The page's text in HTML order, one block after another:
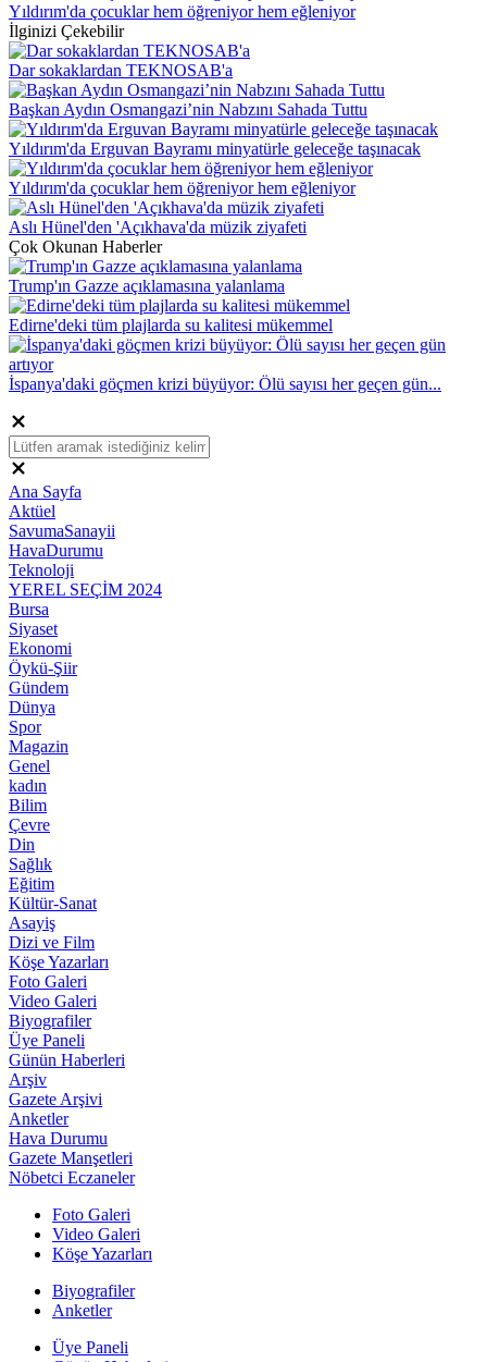
Yıldırım'da çocuklar hem öğreniyor hem eğleniyor
İlginizi Çekebilir
Dar sokaklardan TEKNOSAB'a
Başkan Aydın Osmangazi’nin Nabzını Sahada Tuttu
Yıldırım'da Erguvan Bayramı minyatürle geleceğe taşınacak
Yıldırım'da çocuklar hem öğreniyor hem eğleniyor
Aslı Hünel'den 'Açıkhava'da müzik ziyafeti
Çok Okunan Haberler
Trump'ın Gazze açıklamasına yalanlama
Edirne'deki tüm plajlarda su kalitesi mükemmel
İspanya'daki göçmen krizi büyüyor: Ölü sayısı her geçen gün...
Ana Sayfa
Aktüel
SavumaSanayii
HavaDurumu
Teknoloji
YEREL SEÇİM 2024
Bursa
Siyaset
Ekonomi
Öykü-Şiir
Gündem
Dünya
Spor
Magazin
Genel
kadın
Bilim
Çevre
Din
Sağlık
Eğitim
Kültür-Sanat
Asayiş
Dizi ve Film
Köşe Yazarları
Foto Galeri
Video Galeri
Biyografiler
Üye Paneli
Günün Haberleri
Arşiv
Gazete Arşivi
Anketler
Hava Durumu
Gazete Manşetleri
Nöbetci Eczaneler
Foto Galeri
Video Galeri
Köşe Yazarları
Biyografiler
Anketler
Üye Paneli